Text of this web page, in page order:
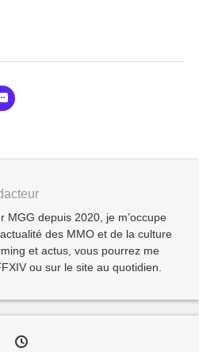
MGG depuis 2020, je m’occupe
des MMO et de la culture
et actus, vous pourrez me
ou sur le site au quotidien.